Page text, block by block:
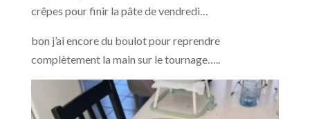
crêpes pour finir la pâte de vendredi…
bon j’ai encore du boulot pour reprendre
complètement la main sur le tournage…..